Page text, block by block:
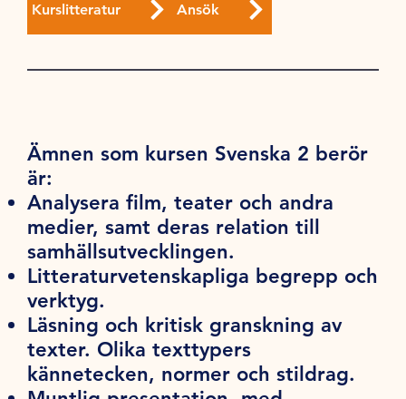
Kurslitteratur Ansök
Ämnen som kursen Svenska 2 berör
är:
Analysera film, teater och andra
medier, samt deras relation till
samhällsutvecklingen.
Litteraturvetenskapliga begrepp och
verktyg.
Läsning och kritisk granskning av
texter. Olika texttypers
kännetecken, normer och stildrag.